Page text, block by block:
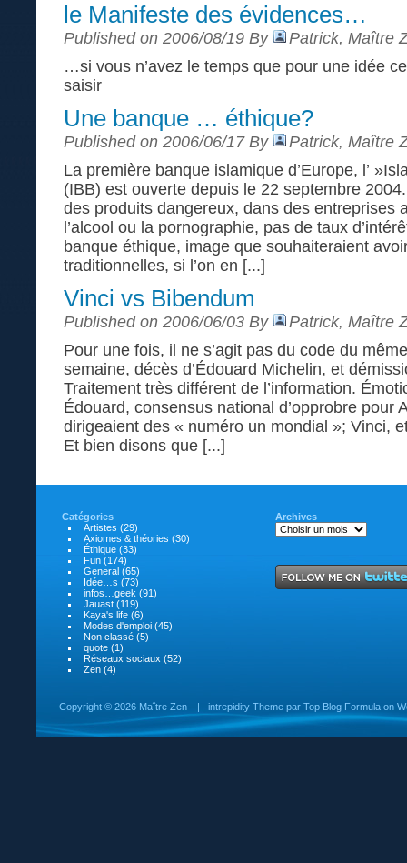
le Manifeste des évidences…
Published on 2006/08/19 By
Patrick, Maître
…si vous n’avez le temps que pour une idée
saisir
Une banque … éthique?
Published on 2006/06/17 By
Patrick, Maître
La première banque islamique d’Europe, l’
(IBB) est ouverte depuis le 22 septembre
des produits dangereux, dans des entreprises
l’alcool ou la pornographie, pas de taux
banque éthique, image que souhaiteraient
traditionnelles, si l’on en [...]
Vinci vs Bibendum
Published on 2006/06/03 By
Patrick, Maître
Pour une fois, il ne s’agit pas du code du
semaine, décès d’Édouard Michelin, et
Traitement très différent de l’information.
Édouard, consensus national d’opprobre pour
dirigeaient des « numéro un mondial »; Vinci,
Et bien disons que [...]
Catégories
Artistes (29)
Axiomes & théories (30)
Éthique (33)
Fun (174)
General (65)
Idée…s (73)
infos…geek (91)
Jauast (119)
Kaya's life (6)
Modes d'emploi (45)
Non classé (5)
quote (1)
Réseaux sociaux (52)
Zen (4)
Archives
Copyright © 2026 Maître Zen | intrepidity Theme par Top Blog Formula on